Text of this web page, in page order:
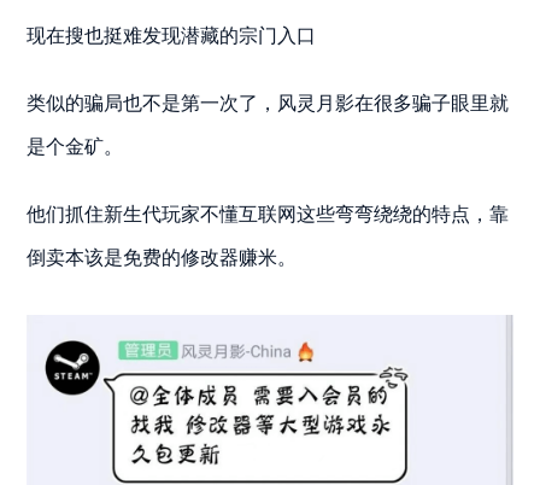
现在搜也挺难发现潜藏的宗门入口
类似的骗局也不是第一次了，风灵月影在很多骗子眼里就
是个金矿。
他们抓住新生代玩家不懂互联网这些弯弯绕绕的特点，靠
倒卖本该是免费的修改器赚米。